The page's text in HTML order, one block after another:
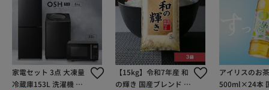
家電セット 3点 大凍量
冷蔵庫153L 洗濯機 OS
【15kg】令和7年産 和
の輝き 国産ブレンド 5
アイリスのお
500ml×24本